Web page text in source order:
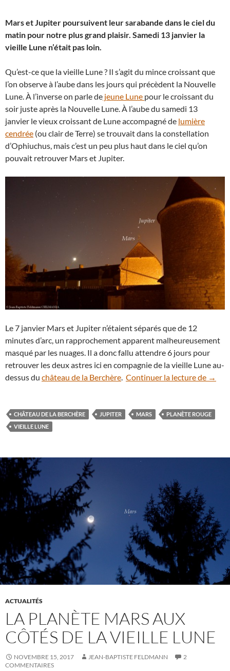
Mars et Jupiter poursuivent leur sarabande dans le ciel du
matin pour notre plus grand plaisir. Samedi 13 janvier la
vieille Lune n’était pas loin.
Qu’est-ce que la vieille Lune ? Il s’agit du mince croissant que
l’on observe à l’aube dans les jours qui précèdent la Nouvelle
Lune. À l’inverse on parle de jeune Lune pour le croissant du
soir juste après la Nouvelle Lune. À l’aube du samedi 13
janvier le vieux croissant de Lune accompagné de lumière
cendrée (ou clair de Terre) se trouvait dans la constellation
d’Ophiuchus, mais c’est un peu plus haut dans le ciel qu’on
pouvait retrouver Mars et Jupiter.
Le 7 janvier Mars et Jupiter n’étaient séparés que de 12
minutes d’arc, un rapprochement apparent malheureusement
masqué par les nuages. Il a donc fallu attendre 6 jours pour
retrouver les deux astres ici en compagnie de la vieille Lune au-
dessus du château de la Berchère Continuer la lecture de →
CHÂTEAU DE LA BERCHÈRE JUPITER MARS
PLANÈTE ROUGE
VIEILLE LUNE
ACTUALITÉS
LA PLANÈTE MARS AUX
CÔTÉS DE LA VIEILLE LUNE
NOVEMBRE 15, 2017 JEAN-BAPTISTE FELDMANN
2
COMMENTAIRES